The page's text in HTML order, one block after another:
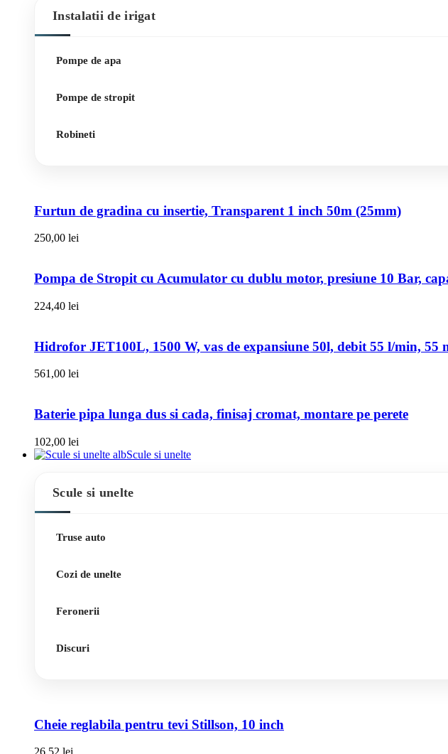
Instalatii de irigat
Pompe de apa
Pompe de stropit
Robineti
Furtun de gradina cu insertie, Transparent 1 inch 50m (25mm)
250,00 lei
Pompa de Stropit cu Acumulator cu dublu motor, presiune 10 Bar,
224,40 lei
Hidrofor JET100L, 1500 W, vas de expansiune 50l, debit 55 l/min, 55
561,00 lei
Baterie pipa lunga dus si cada, finisaj cromat, montare pe perete
102,00 lei
Scule si unelte
Scule si unelte
Truse auto
Cozi de unelte
Feronerii
Discuri
Cheie reglabila pentru tevi Stillson, 10 inch